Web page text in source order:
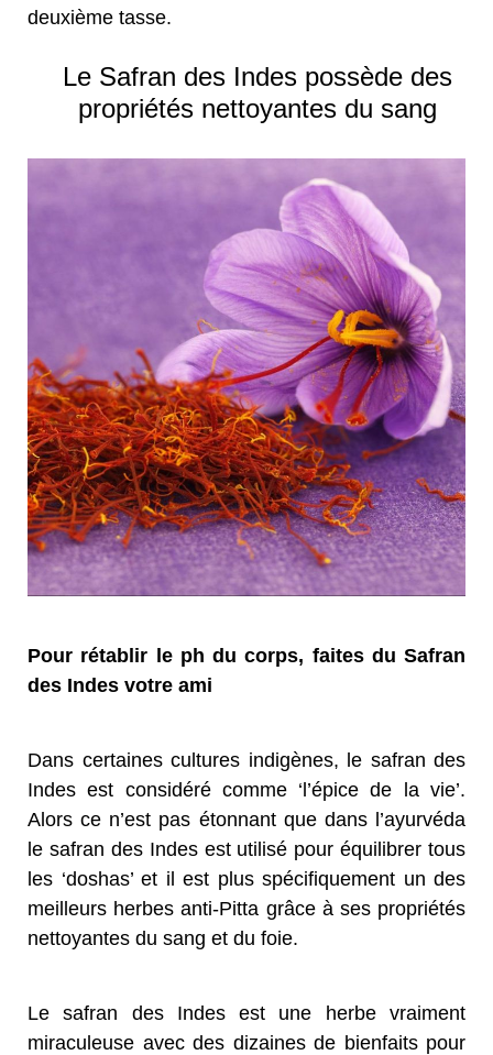
deuxième tasse.
Le Safran des Indes possède des
propriétés nettoyantes du sang
Pour rétablir le ph du corps, faites du Safran
des Indes votre ami
Dans certaines cultures indigènes, le safran des
Indes est considéré comme ‘l’épice de la vie’.
Alors ce n’est pas étonnant que dans l’ayurvéda
le safran des Indes est utilisé pour équilibrer tous
les ‘doshas’ et il est plus spécifiquement un des
meilleurs herbes anti-Pitta grâce à ses propriétés
nettoyantes du sang et du foie.
Le safran des Indes est une herbe vraiment
miraculeuse avec des dizaines de bienfaits pour